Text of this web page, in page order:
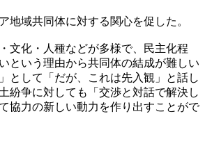
地域共同体に対する関心を促した。
文化・人種などが多様で、民主化程
という理由から共同体の結成が難しい
として「だが、これは先入観」と話し
紛争に対しても「交渉と対話で解決し
協力の新しい動力を作り出すことがで